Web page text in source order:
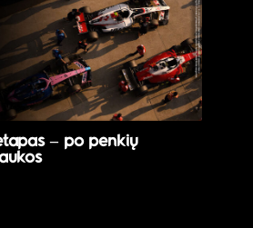
– po penkių